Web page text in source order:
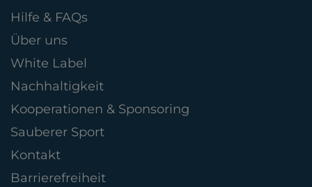
Hilfe & FAQs
Über uns
White Label
Nachhaltigkeit
Kooperationen & Sponsoring
Sauberer Sport
Kontakt
Barrierefreiheit